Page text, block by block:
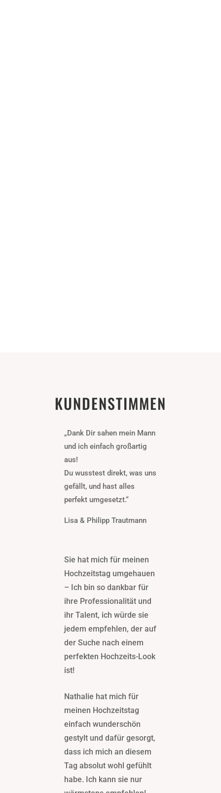
KUNDENSTIMMEN
„Dank Dir sahen mein Mann
und ich einfach großartig
aus!
Du wusstest direkt, was uns
gefällt, und hast alles
perfekt umgesetzt.“
Lisa & Philipp Trautmann
Sie hat mich für meinen
Hochzeitstag umgehauen
– Ich bin so dankbar für
ihre Professionalität und
ihr Talent, ich würde sie
jedem empfehlen, der auf
der Suche nach einem
perfekten Hochzeits-Look
ist!
Nathalie hat mich für
meinen Hochzeitstag
einfach wunderschön
gestylt und dafür gesorgt,
dass ich mich an diesem
Tag absolut wohl gefühlt
habe. Ich kann sie nur